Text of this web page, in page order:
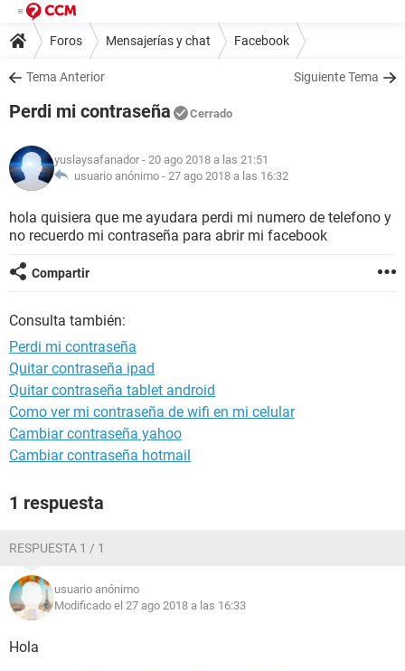
Foros Mensajerías y chat Facebook
Tema Anterior Siguiente Tema
Perdi mi contraseña Cerrado
yuslaysafanador - 20 ago 2018 a las 21:51
usuario anónimo - 27 ago 2018 a las 16:32
hola quisiera que me ayudara perdi mi numero de telefono y
no recuerdo mi contraseña para abrir mi facebook
Compartir
Consulta también:
Perdi mi contraseña
Quitar contraseña ipad
Quitar contraseña tablet android
Como ver mi contraseña de wifi en mi celular
Cambiar contraseña yahoo
Cambiar contraseña hotmail
1 respuesta
RESPUESTA 1 / 1
usuario anónimo
Modificado el 27 ago 2018 a las 16:33
Hola